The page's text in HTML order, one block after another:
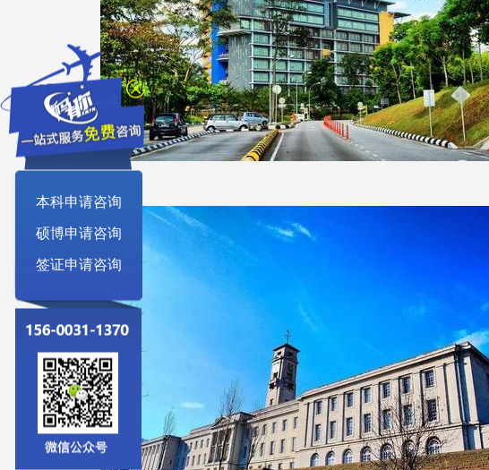
本科申请咨询
硕博申请咨询
签证申请咨询